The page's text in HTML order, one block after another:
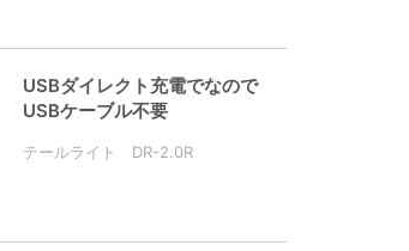
USBダイレクト充電でなので
USBケーブル不要
テールライト DR-2.0R